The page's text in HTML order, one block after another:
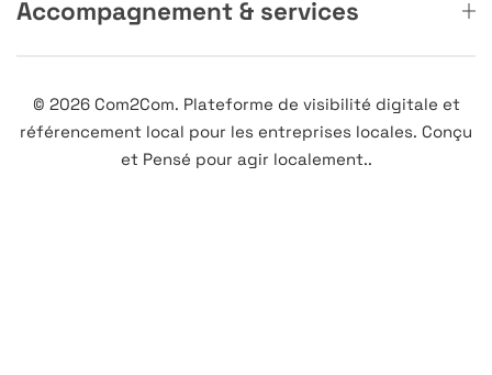
Accompagnement & services
© 2026 Com2Com. Plateforme de visibilité digitale et
référencement local pour les entreprises locales. Conçu
et Pensé pour agir localement..